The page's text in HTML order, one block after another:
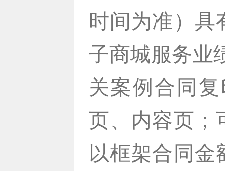
时间为准）具
子商城服务业
关案例合同
页、内容页；
以框架合同金